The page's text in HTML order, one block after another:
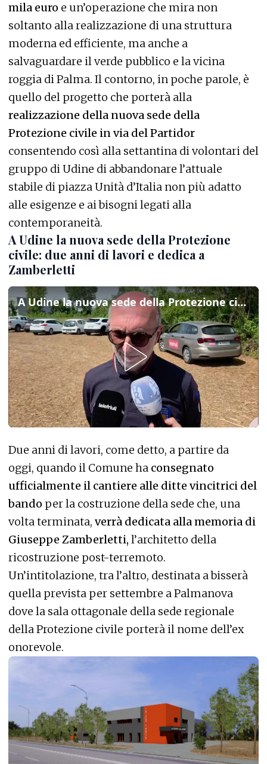
mila euro e un’operazione che mira non
soltanto alla realizzazione di una struttura
moderna ed efficiente, ma anche a
salvaguardare il verde pubblico e la vicina
roggia di Palma. Il contorno, in poche parole, è
quello del progetto che porterà alla
realizzazione della nuova sede della
Protezione civile in via del Partidor
consentendo così alla settantina di volontari del
gruppo di Udine di abbandonare l’attuale
stabile di piazza Unità d’Italia non più adatto
alle esigenze e ai bisogni legati alla
contemporaneità.
A Udine la nuova sede della Protezione
civile: due anni di lavori e dedica a
Zamberletti
A Udine la nuova sede della Protezione civile: due anni di lavori e dedica a Zamberletti
Due anni di lavori, come detto, a partire da
oggi, quando il Comune ha consegnato
ufficialmente il cantiere alle ditte vincitrici del
bando per la costruzione della sede che, una
volta terminata, verrà dedicata alla memoria di
Giuseppe Zamberletti, l’architetto della
ricostruzione post-terremoto.
Un’intitolazione, tra l’altro, destinata a bisserà
quella prevista per settembre a Palmanova
dove la sala ottagonale della sede regionale
della Protezione civile porterà il nome dell’ex
onorevole.